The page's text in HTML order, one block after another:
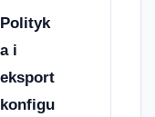
Polityk
a i
eksport
konfigu